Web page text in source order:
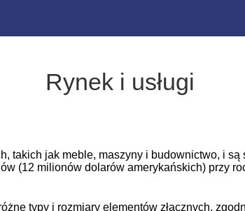
Rynek i usługi
takich jak meble, maszyny i budownictwo, i
(12 milionów dolarów amerykańskich) przy
typy i rozmiary elementów złącznych,